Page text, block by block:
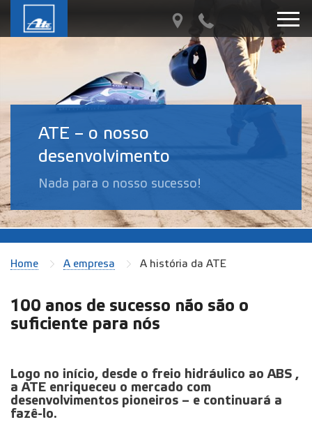
ATE – o nosso
desenvolvimento
Nada para o nosso sucesso!
Home A empresa A história da ATE
100 anos de sucesso não são o
suficiente para nós
Logo no início, desde o freio hidráulico ao ABS ,
a ATE enriqueceu o mercado com
desenvolvimentos pioneiros – e continuará a
fazê-lo.